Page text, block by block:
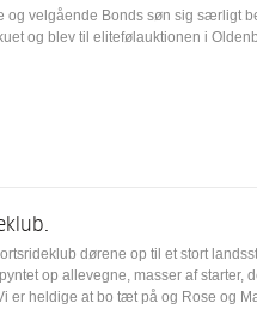
og velgående Bonds søn sig særligt
og blev til elitefølauktionen i
dørene op til et stort
op allevegne, masser af starter,
heldige at bo tæt på og Rose og